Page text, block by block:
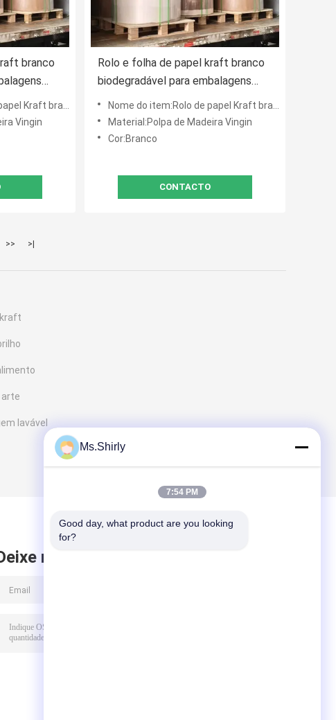
branco
biodegradável
Vingin
Rolo e folha de papel kraft branco
biodegradável para embalagens
alimentares
Nome do item:Rolo de papel Kraft branco biodegradável
Material:Polpa de Madeira Vingin
Cor:Branco
CONTACTO
>> >|
arte
lavável
mensagem
Ms.Shirly
7:54 PM
Good day, what product are you looking
for?